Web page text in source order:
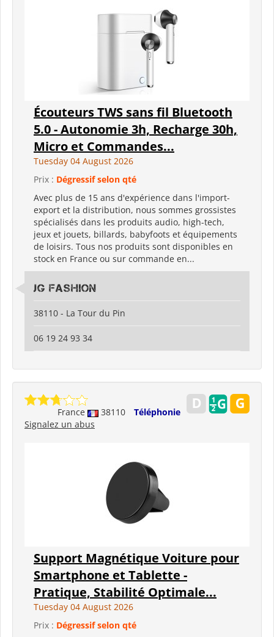
Écouteurs TWS sans fil Bluetooth
5.0 - Autonomie 3h, Recharge 30h,
Micro et Commandes...
Tuesday 04 August 2026
Prix : Dégressif selon qté
Avec plus de 15 ans d'expérience dans l'import-
export et la distribution, nous sommes grossistes
spécialisés dans les produits audio, high-tech,
jeux et jouets, billards, babyfoots et équipements
de loisirs. Tous nos produits sont disponibles en
stock en France ou sur commande en...
JG Fashion
38110 - La Tour du Pin
06 19 24 93 34
France 38110
Téléphonie
Signalez un abus
Support Magnétique Voiture pour
Smartphone et Tablette -
Pratique, Stabilité Optimale...
Tuesday 04 August 2026
Prix : Dégressif selon qté